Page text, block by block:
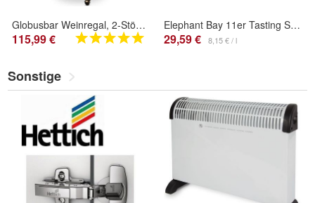
Globusbar Weinregal, 2-Stöckiges Barwagen mit 3 Rollen, Vintage Servierwagen (Braun)
115,99 €
Elephant Bay 11er Tasting Set - Ice Tea & Lemonade Probierpaket 11×330 ml - Mehrwegfl
29,59 € 8,15 € / l
Sonstige